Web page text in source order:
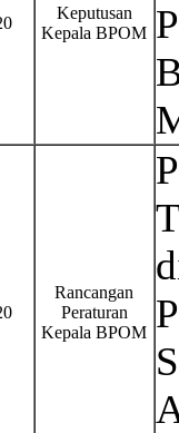
Keputusan
Kepala BPOM
Rancangan
Peraturan
Kepala BPOM